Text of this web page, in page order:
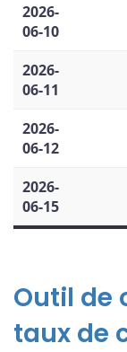
2026-
06-10
2026-
06-11
2026-
06-12
2026-
06-15
Outil de
taux de